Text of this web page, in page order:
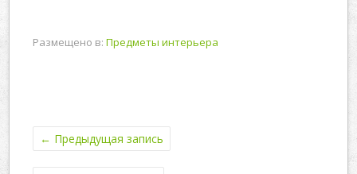
Размещено в: Предметы интерьера
← Предыдущая запись